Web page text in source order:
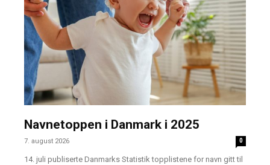
Navnetoppen i Danmark i 2025
7. august 2026 0
14. juli publiserte Danmarks Statistik topplistene for navn gitt til